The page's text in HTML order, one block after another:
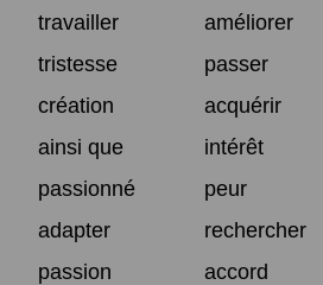
travailler
améliorer
tristesse
passer
création
acquérir
ainsi que
intérêt
passionné
peur
adapter
rechercher
passion
accord